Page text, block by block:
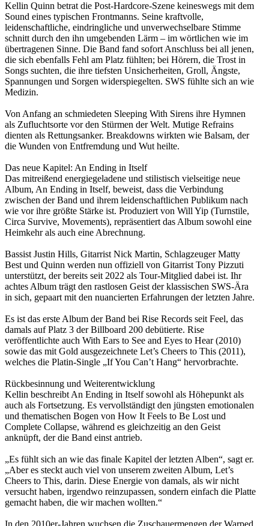
Kellin Quinn betrat die Post-Hardcore-Szene keineswegs mit dem
Sound eines typischen Frontmanns. Seine kraftvolle,
leidenschaftliche, eindringliche und unverwechselbare Stimme
schnitt durch den ihn umgebenden Lärm – im wörtlichen wie im
übertragenen Sinne. Die Band fand sofort Anschluss bei all jenen,
die sich ebenfalls Fehl am Platz fühlten; bei Hörern, die Trost in
Songs suchten, die ihre tiefsten Unsicherheiten, Groll, Ängste,
Spannungen und Sorgen widerspiegelten. SWS fühlte sich an wie
Medizin.
Von Anfang an schmiedeten Sleeping With Sirens ihre Hymnen
als Zufluchtsorte vor den Stürmen der Welt. Mutige Refrains
dienten als Rettungsanker. Breakdowns wirkten wie Balsam, der
die Wunden von Entfremdung und Wut heilte.
Das neue Kapitel: An Ending in Itself
Das mitreißend energiegeladene und stilistisch vielseitige neue
Album, An Ending in Itself, beweist, dass die Verbindung
zwischen der Band und ihrem leidenschaftlichen Publikum nach
wie vor ihre größte Stärke ist. Produziert von Will Yip (Turnstile,
Circa Survive, Movements), repräsentiert das Album sowohl eine
Heimkehr als auch eine Abrechnung.
Bassist Justin Hills, Gitarrist Nick Martin, Schlagzeuger Matty
Best und Quinn werden nun offiziell von Gitarrist Tony Pizzuti
unterstützt, der bereits seit 2022 als Tour-Mitglied dabei ist. Ihr
achtes Album trägt den rastlosen Geist der klassischen SWS-Ära
in sich, gepaart mit den nuancierten Erfahrungen der letzten Jahre.
Es ist das erste Album der Band bei Rise Records seit Feel, das
damals auf Platz 3 der Billboard 200 debütierte. Rise
veröffentlichte auch With Ears to See and Eyes to Hear (2010)
sowie das mit Gold ausgezeichnete Let’s Cheers to This (2011),
welches die Platin-Single „If You Can’t Hang“ hervorbrachte.
Rückbesinnung und Weiterentwicklung
Kellin beschreibt An Ending in Itself sowohl als Höhepunkt als
auch als Fortsetzung. Es vervollständigt den jüngsten emotionalen
und thematischen Bogen von How It Feels to Be Lost und
Complete Collapse, während es gleichzeitig an den Geist
anknüpft, der die Band einst antrieb.
„Es fühlt sich an wie das finale Kapitel der letzten Alben“, sagt er.
„Aber es steckt auch viel von unserem zweiten Album, Let’s
Cheers to This, darin. Diese Energie von damals, als wir nicht
versucht haben, irgendwo reinzupassen, sondern einfach die Platte
gemacht haben, die wir machen wollten.“